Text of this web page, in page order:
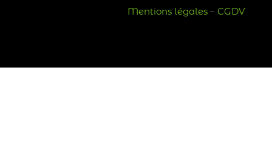
Mentions légales –CGDV